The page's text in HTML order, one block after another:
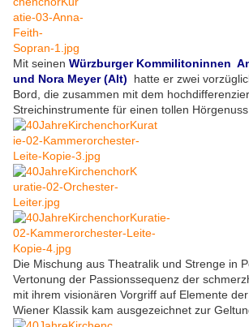
Mit seinen Würzburger Kommilitoninnen
und Nora Meyer (Alt) hatte er zwei
Bord, die zusammen mit dem
Streichinstrumente für einen tollen Hörgenuss
Die Mischung aus Theatralik und Strenge in
Vertonung der Passionssequenz der
mit ihrem visionären Vorgriff auf Elemente
Wiener Klassik kam ausgezeichnet zur